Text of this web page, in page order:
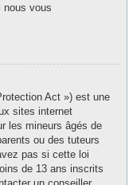
nous vous
Act ») est une
sites internet
les mineurs âgés de
ou des tuteurs
pas si cette loi
de 13 ans inscrits